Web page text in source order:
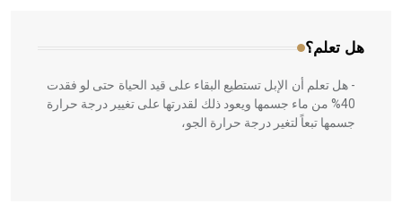
هل تعلم؟
- هل تعلم أن الإبل تستطيع البقاء على قيد الحياة حتى لو فقدت
40% من ماء جسمها ويعود ذلك لقدرتها على تغيير درجة حرارة
جسمها تبعاً لتغير درجة حرارة الجو،